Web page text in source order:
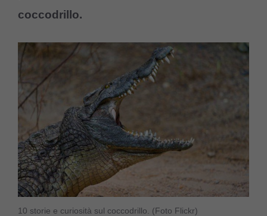
coccodrillo.
10 storie e curiosità sul coccodrillo. (Foto Flickr)